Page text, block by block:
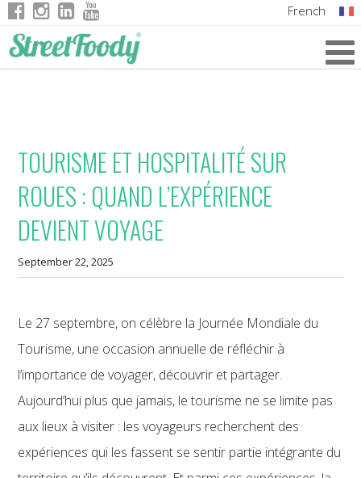
French
TOURISME ET HOSPITALITÉ SUR
ROUES : QUAND L’EXPÉRIENCE
DEVIENT VOYAGE
September 22, 2025
Le 27 septembre, on célèbre la Journée Mondiale du
Tourisme, une occasion annuelle de réfléchir à
l’importance de voyager, découvrir et partager.
Aujourd’hui plus que jamais, le tourisme ne se limite pas
aux lieux à visiter : les voyageurs recherchent des
expériences qui les fassent se sentir partie intégrante du